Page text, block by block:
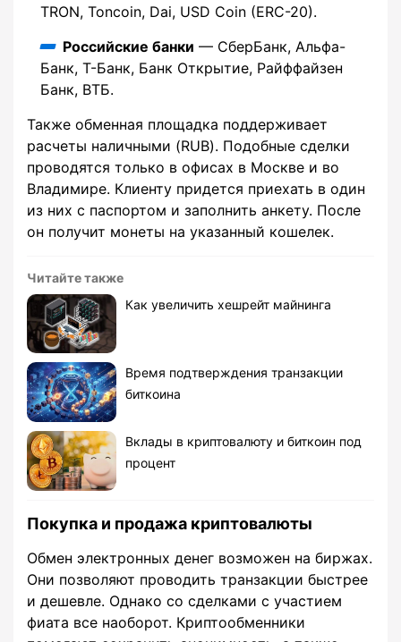
TRON, Toncoin, Dai, USD Coin (ERC-20).
Российские банки — СберБанк, Альфа-
Банк, Т-Банк, Банк Открытие, Райффайзен
Банк, ВТБ.
Также обменная площадка поддерживает
расчеты наличными (RUB). Подобные сделки
проводятся только в офисах в Москве и во
Владимире. Клиенту придется приехать в один
из них с паспортом и заполнить анкету. После
он получит монеты на указанный кошелек.
Читайте также
Как увеличить хешрейт майнинга
Время подтверждения транзакции
биткоина
Вклады в криптовалюту и биткоин под
процент
Покупка и продажа криптовалюты
Обмен электронных денег возможен на биржах.
Они позволяют проводить транзакции быстрее
и дешевле. Однако со сделками с участием
фиата все наоборот. Криптообменники